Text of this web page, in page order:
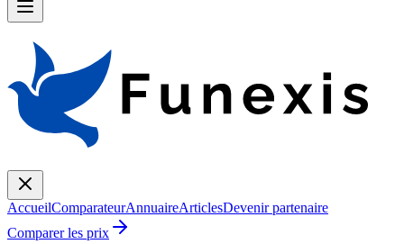
AccueilComparateurAnnuaireArticlesDevenir partenaire
Comparer les prix